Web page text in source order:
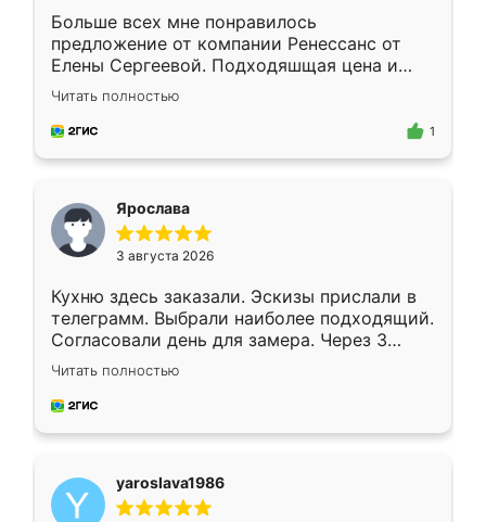
Больше всех мне понравилось
предложение от компании Ренессанс от
Елены Сергеевой. Подходяшщая цена и
короткие сроки изготовления. Приехавший
для замера сотрудник Владислав
предложил по моему эскизу самый
Читать полностью
1
Ярослава
3 августа 2026
Кухню здесь заказали. Эскизы прислали в
телеграмм. Выбрали наиболее подходящий.
Согласовали день для замера. Через 3
недели кухня была уже готова. Остались
довольны работой. Спасибо Ренессанс
мебель за качественную работу!
Читать полностью
yaroslava1986